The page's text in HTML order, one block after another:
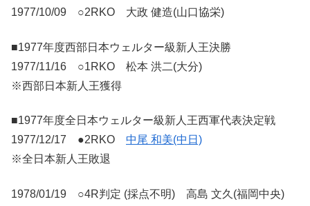
1977/10/09 ○2RKO 大政 健造(山口協栄)
■1977年度西部日本ウェルター級新人王決勝
1977/11/16 ○1RKO 松本 洪二(大分)
※西部日本新人王獲得
■1977年度全日本ウェルター級新人王西軍代表決定戦
1977/12/17 ●2RKO 中尾 和美(中日)
※全日本新人王敗退
1978/01/19 ○4R判定 (採点不明) 高島 文久(福岡中央)